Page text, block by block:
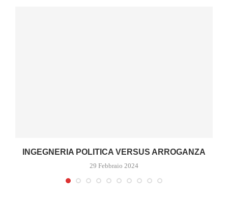
INGEGNERIA POLITICA VERSUS ARROGANZA
29 Febbraio 2024